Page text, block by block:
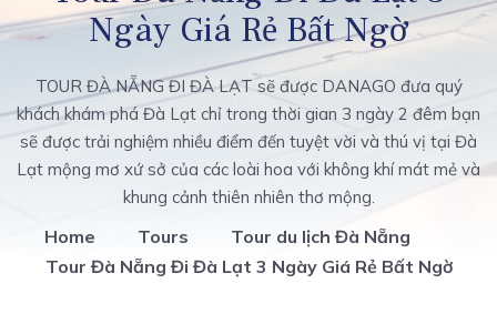
Ngày Giá Rẻ Bất Ngờ
TOUR ĐÀ NẴNG ĐI ĐÀ LẠT sẽ được DANAGO đưa quý
khách khám phá Đà Lạt chỉ trong thời gian 3 ngày 2 đêm bạn
sẽ được trải nghiệm nhiều điểm đến tuyệt vời và thú vị tại Đà
Lạt mộng mơ xứ sở của các loài hoa với không khí mát mẻ và
khung cảnh thiên nhiên thơ mộng.
Home Tours
Tour du lịch Đà Nẵng
Tour Đà Nẵng Đi Đà Lạt 3 Ngày Giá Rẻ Bất Ngờ